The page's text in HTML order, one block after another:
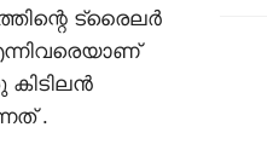
ട്രൈലർ
.